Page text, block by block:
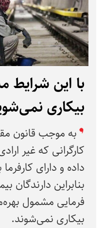
با این شرایط
بیکاری
به موجب قانون
کارگرانی که غیر
داده و دارای
بنابراین دارندگان
فرمایی مشمول
بیکاری نمی‌شوند.